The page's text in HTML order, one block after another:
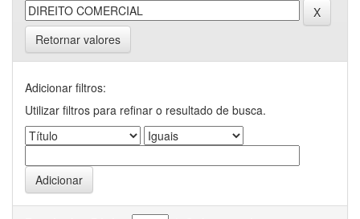
Retornar valores
Adicionar filtros:
Utilizar filtros para refinar o resultado de busca.